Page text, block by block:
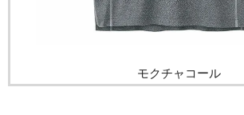
モクチャコール